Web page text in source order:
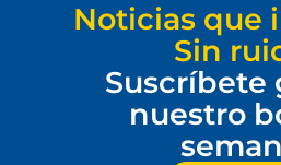
Noticias que
Sin
Suscríbete
nuestro